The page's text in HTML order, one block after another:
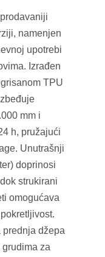
namenjen
upotrebi
Izrađen
TPU
mm i
h, pružajući
Unutrašnji
doprinosi
strukirani
omogućava
prednja džepa
za